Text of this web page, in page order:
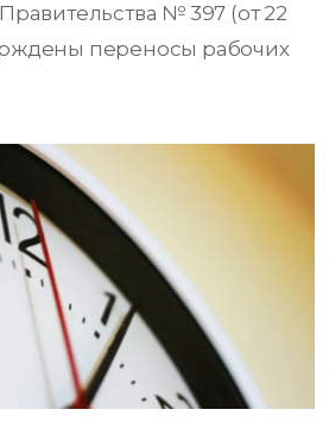
№ 397 (от 22
переносы рабочих